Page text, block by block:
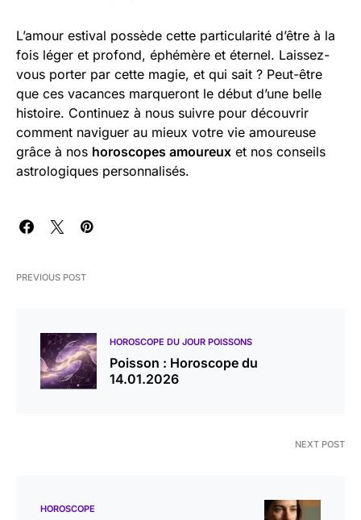
L’amour estival possède cette particularité d’être à la
fois léger et profond, éphémère et éternel. Laissez-
vous porter par cette magie, et qui sait ? Peut-être
que ces vacances marqueront le début d’une belle
histoire. Continuez à nous suivre pour découvrir
comment naviguer au mieux votre vie amoureuse
grâce à nos horoscopes amoureux et nos conseils
astrologiques personnalisés.
PREVIOUS POST
HOROSCOPE DU JOUR POISSONS
Poisson : Horoscope du
14.01.2026
NEXT POST
HOROSCOPE